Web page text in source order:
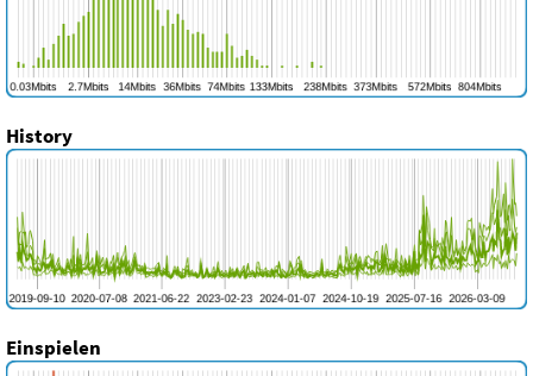
History
Einspielen